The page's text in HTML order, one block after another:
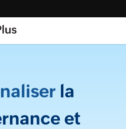
la
et